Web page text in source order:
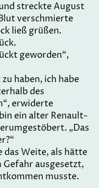
streckte August
verschmierte
ließ grüßen.
geworden“,
haben, ich habe
des
erwiderte
ein alter Renault-
„Das
Weite, als hätte
ausgesetzt,
musste.